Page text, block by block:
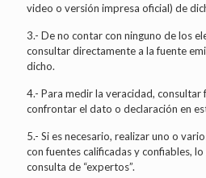
video o versión impresa oficial) de
3.- De no contar con ninguno de los
consultar directamente a la fuente
dicho.
4.- Para medir la veracidad, consultar
confrontar el dato o declaración en
5.- Si es necesario, realizar uno o
con fuentes calificadas y confiables,
consulta de “expertos”.